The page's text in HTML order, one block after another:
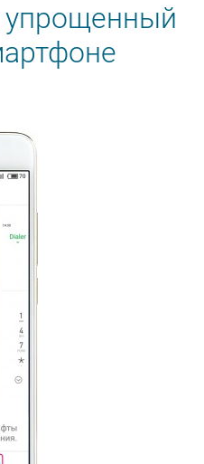
упрощенный